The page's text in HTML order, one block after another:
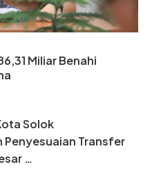
Miliar Benahi
Solok
Transfer
…